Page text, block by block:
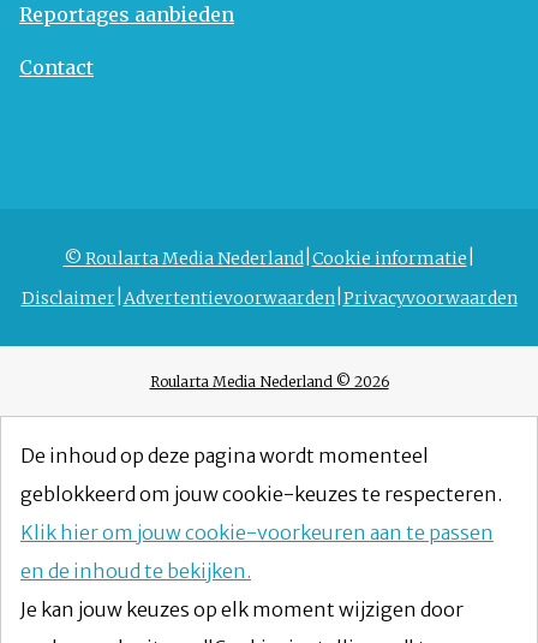
Reportages aanbieden
Contact
© Roularta Media Nederland Cookie informatie
Disclaimer Advertentievoorwaarden Privacyvoorwaarden
Roularta Media Nederland © 2026
De inhoud op deze pagina wordt momenteel
geblokkeerd om jouw cookie-keuzes te respecteren.
Klik hier om jouw cookie-voorkeuren aan te passen
en de inhoud te bekijken.
Je kan jouw keuzes op elk moment wijzigen door